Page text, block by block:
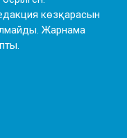
көзқарасын
Жарнама